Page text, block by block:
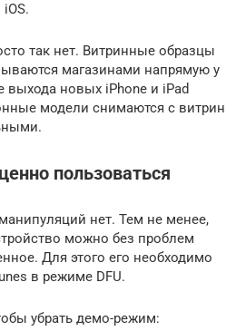
так нет. Витринные образцы
магазинами напрямую у
выхода новых iPhone и iPad
модели снимаются с витрин
пользоваться
нет. Тем не менее,
можно без проблем
Для этого его необходимо
в режиме DFU.
убрать демо-режим: